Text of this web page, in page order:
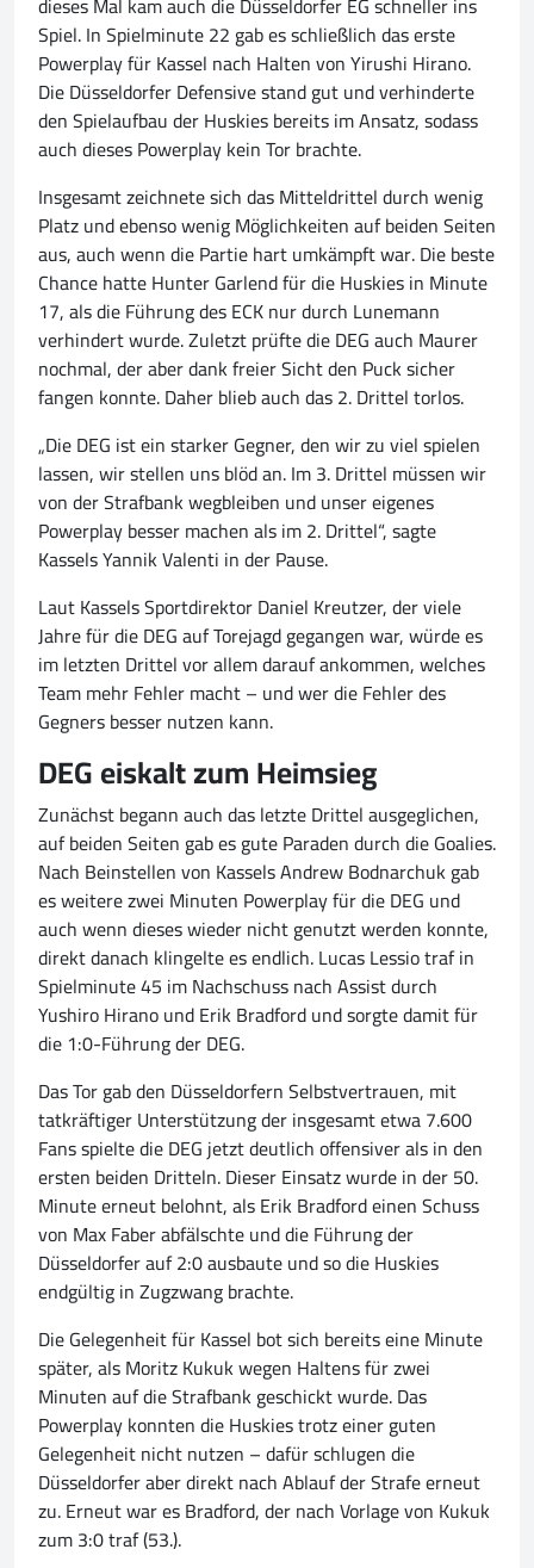
Spiel. In Spielminute 22 gab es schließlich das erste
Powerplay für Kassel nach Halten von Yirushi Hirano.
Die Düsseldorfer Defensive stand gut und verhinderte
den Spielaufbau der Huskies bereits im Ansatz, sodass
auch dieses Powerplay kein Tor brachte.
Insgesamt zeichnete sich das Mitteldrittel durch wenig
Platz und ebenso wenig Möglichkeiten auf beiden Seiten
aus, auch wenn die Partie hart umkämpft war. Die beste
Chance hatte Hunter Garlend für die Huskies in Minute
17, als die Führung des ECK nur durch Lunemann
verhindert wurde. Zuletzt prüfte die DEG auch Maurer
nochmal, der aber dank freier Sicht den Puck sicher
fangen konnte. Daher blieb auch das 2. Drittel torlos.
„Die DEG ist ein starker Gegner, den wir zu viel spielen
lassen, wir stellen uns blöd an. Im 3. Drittel müssen wir
von der Strafbank wegbleiben und unser eigenes
Powerplay besser machen als im 2. Drittel“, sagte
Kassels Yannik Valenti in der Pause.
Laut Kassels Sportdirektor Daniel Kreutzer, der viele
Jahre für die DEG auf Torejagd gegangen war, würde es
im letzten Drittel vor allem darauf ankommen, welches
Team mehr Fehler macht – und wer die Fehler des
Gegners besser nutzen kann.
DEG eiskalt zum Heimsieg
Zunächst begann auch das letzte Drittel ausgeglichen,
auf beiden Seiten gab es gute Paraden durch die Goalies.
Nach Beinstellen von Kassels Andrew Bodnarchuk gab
es weitere zwei Minuten Powerplay für die DEG und
auch wenn dieses wieder nicht genutzt werden konnte,
direkt danach klingelte es endlich. Lucas Lessio traf in
Spielminute 45 im Nachschuss nach Assist durch
Yushiro Hirano und Erik Bradford und sorgte damit für
die 1:0-Führung der DEG.
Das Tor gab den Düsseldorfern Selbstvertrauen, mit
tatkräftiger Unterstützung der insgesamt etwa 7.600
Fans spielte die DEG jetzt deutlich offensiver als in den
ersten beiden Dritteln. Dieser Einsatz wurde in der 50.
Minute erneut belohnt, als Erik Bradford einen Schuss
von Max Faber abfälschte und die Führung der
Düsseldorfer auf 2:0 ausbaute und so die Huskies
endgültig in Zugzwang brachte.
Die Gelegenheit für Kassel bot sich bereits eine Minute
später, als Moritz Kukuk wegen Haltens für zwei
Minuten auf die Strafbank geschickt wurde. Das
Powerplay konnten die Huskies trotz einer guten
Gelegenheit nicht nutzen – dafür schlugen die
Düsseldorfer aber direkt nach Ablauf der Strafe erneut
zu. Erneut war es Bradford, der nach Vorlage von Kukuk
zum 3:0 traf (53.).